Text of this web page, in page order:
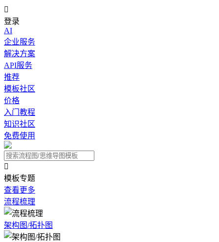

登录
AI
企业服务
解决方案
API服务
推荐
模板社区
价格
入门教程
知识社区
免费使用

模板专题
查看更多
流程梳理
架构图/拓扑图